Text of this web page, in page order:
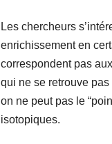
Les chercheurs
enrichissement en
correspondent pas
qui ne se retrouve pas
on ne peut pas le
isotopiques.